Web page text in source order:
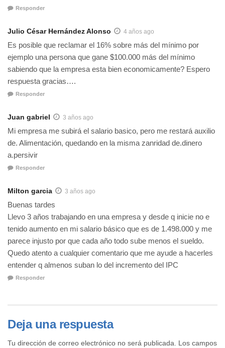
Responder
Julio César Hernández Alonso 4 años ago
Es posible que reclamar el 16% sobre más del mínimo por
ejemplo una persona que gane $100.000 más del mínimo
sabiendo que la empresa esta bien economicamente? Espero
respuesta gracias….
Responder
Juan gabriel 3 años ago
Mi empresa me subirá el salario basico, pero me restará auxilio
de. Alimentación, quedando en la misma zanridad de.dinero
a.persivir
Responder
Milton garcia 3 años ago
Buenas tardes
Llevo 3 años trabajando en una empresa y desde q inicie no e
tenido aumento en mi salario básico que es de 1.498.000 y me
parece injusto por que cada año todo sube menos el sueldo.
Quedo atento a cualquier comentario que me ayude a hacerles
entender q almenos suban lo del incremento del IPC
Responder
Deja una respuesta
Tu dirección de correo electrónico no será publicada.
Los campos